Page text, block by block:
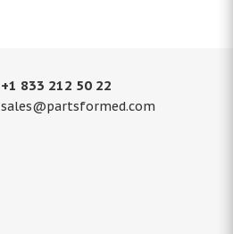
+1 833 212 50 22
sales@partsformed.com